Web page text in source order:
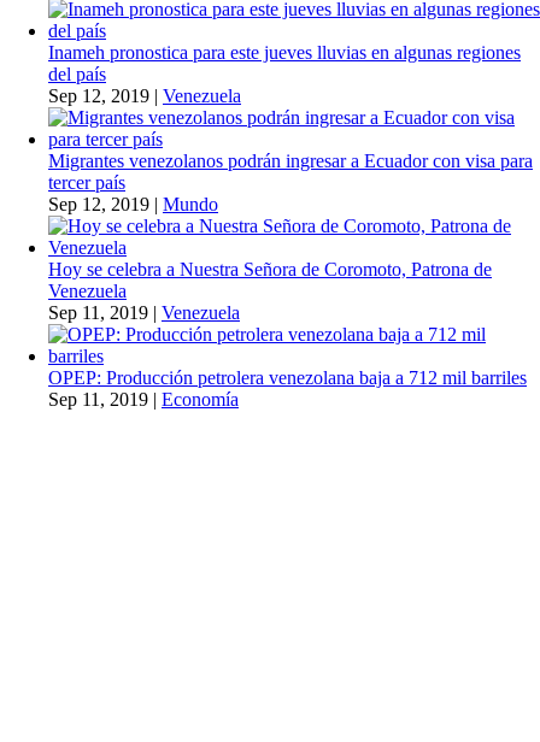
Inameh pronostica para este jueves lluvias en algunas regiones
del país
Sep 12, 2019 | Venezuela
Migrantes venezolanos podrán ingresar a Ecuador con visa para
tercer país
Sep 12, 2019 | Mundo
Hoy se celebra a Nuestra Señora de Coromoto, Patrona de
Venezuela
Sep 11, 2019 | Venezuela
OPEP: Producción petrolera venezolana baja a 712 mil barriles
Sep 11, 2019 | Economía